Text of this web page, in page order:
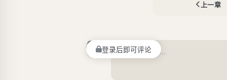
上一章
登录后即可评论